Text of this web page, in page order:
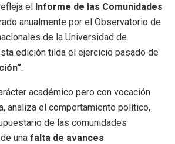
el Informe de las Comunidades
anualmente por el Observatorio de
de la Universidad de
edición tilda el ejercicio pasado de
.
académico pero con vocación
analiza el comportamiento político,
de las comunidades
una falta de avances